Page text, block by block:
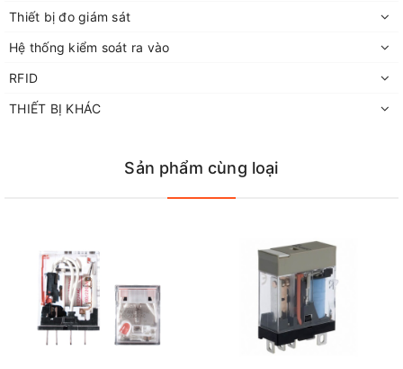
Thiết bị đo giám sát
Hệ thống kiểm soát ra vào
RFID
THIẾT BỊ KHÁC
Sản phẩm cùng loại